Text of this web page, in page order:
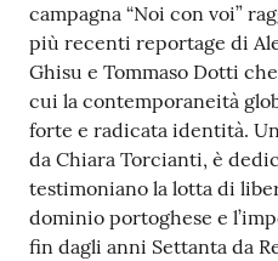
campagna “Noi con voi”
più recenti reportage di
Ghisu e Tommaso Dotti
cui la contemporaneità
forte e radicata identità.
da Chiara Torcianti, è
testimoniano la lotta di
dominio portoghese e
fin dagli anni Settanta da